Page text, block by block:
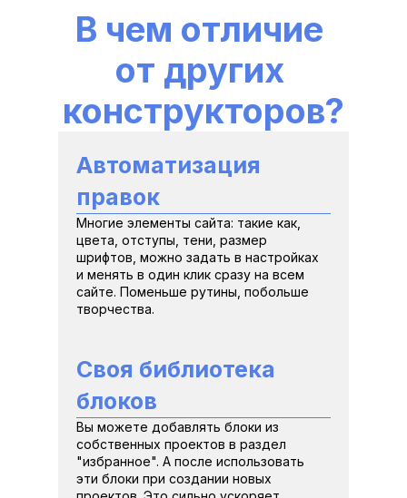
В чем отличие
от других
конструкторов?
Автоматизация
правок
Многие элементы сайта: такие как,
цвета, отступы, тени, размер
шрифтов, можно задать в настройках
и менять в один клик сразу на всем
сайте. Поменьше рутины, побольше
творчества.
Своя библиотека
блоков
Вы можете добавлять блоки из
собственных проектов в раздел
"избранное". А после использовать
эти блоки при создании новых